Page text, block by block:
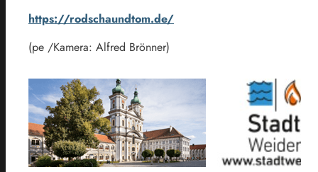
https://rodschaundtom.de/
(pe /Kamera: Alfred Brönner)